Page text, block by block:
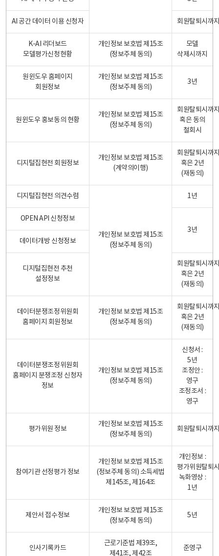
AI 공간 데이터 이용 신청자 회원탈퇴시까
K-AI 리더보드
모델평가신청현황
개인정보 보호법 제15조
(정보주체 동의)
모델
삭제시까지
원윈도우 홈페이지
회원정보
개인정보 보호법 제15조
(정보주체 동의)
3년
원윈도우 홍보동의 현황
개인정보 보호법 제15조
(정보주체 동의)
회원탈퇴시까
혹은 동의
철회시
디지털집현전 회원정보
개인정보 보호법 제15조
(계약의이행)
회원탈퇴시까
혹은 2년
(재동의)
디지털집현전 의견수렴
개인정보 보호법 제15조
(정보주체 동의)
1년
OPEN API 신청정보
3년
데이터개방 신청정보
디지털집현전 추천
설정정보
회원탈퇴시까
혹은 2년
(재동의)
데이터분쟁조정위원회
홈페이지 회원정보
개인정보 보호법 제15조
(정보주체 동의)
회원탈퇴시까
혹은 2년
(재동의)
데이터분쟁조정위원회
홈페이지 분쟁조정 신청자
정보
개인정보 보호법 제15조
(정보주체 동의)
신청서 :
5년
조정안 :
영구
조정조서 :
영구
평가위원 정보
개인정보 보호법 제15조
(정보주체 동의)
회원탈퇴시까
참여기관 선정평가 정보
개인정보 보호법 제15조
(정보주체 동의) 소득세법
제145조, 제164조
개인정보 :
평가위원탈퇴
녹화영상 :
1년
제안서 접수정보
개인정보 보호법 제15조
(정보주체 동의)
5년
인사기록카드
근로기준법 제39조,
제41조, 제42조
준영구